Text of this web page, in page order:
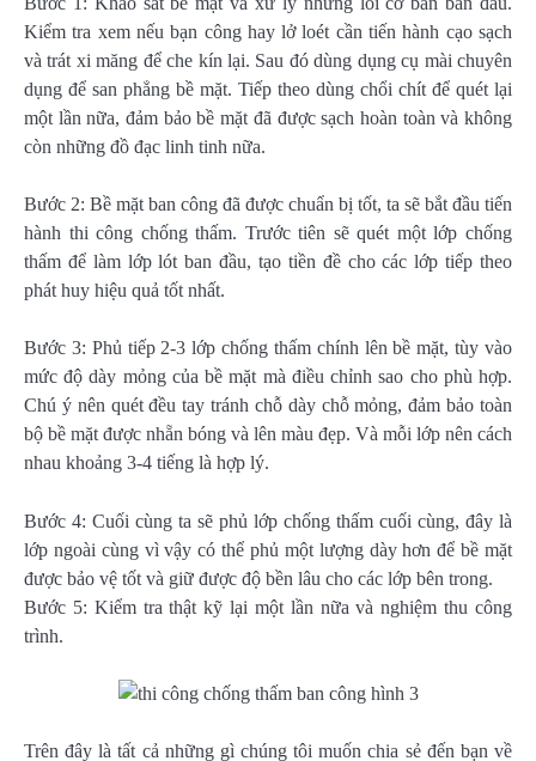
Kiểm tra xem nếu bạn công hay lở loét cần tiến hành cạo sạch
và trát xi măng để che kín lại. Sau đó dùng dụng cụ mài chuyên
dụng để san phẳng bề mặt. Tiếp theo dùng chổi chít để quét lại
một lần nữa, đảm bảo bề mặt đã được sạch hoàn toàn và không
còn những đồ đạc linh tinh nữa.
Bước 2: Bề mặt ban công đã được chuẩn bị tốt, ta sẽ bắt đầu tiến
hành thi công chống thấm. Trước tiên sẽ quét một lớp chống
thấm để làm lớp lót ban đầu, tạo tiền đề cho các lớp tiếp theo
phát huy hiệu quả tốt nhất.
Bước 3: Phủ tiếp 2-3 lớp chống thấm chính lên bề mặt, tùy vào
mức độ dày mỏng của bề mặt mà điều chỉnh sao cho phù hợp.
Chú ý nên quét đều tay tránh chỗ dày chỗ mỏng, đảm bảo toàn
bộ bề mặt được nhẵn bóng và lên màu đẹp. Và mỗi lớp nên cách
nhau khoảng 3-4 tiếng là hợp lý.
Bước 4: Cuối cùng ta sẽ phủ lớp chống thấm cuối cùng, đây là
lớp ngoài cùng vì vậy có thể phủ một lượng dày hơn để bề mặt
được bảo vệ tốt và giữ được độ bền lâu cho các lớp bên trong.
Bước 5: Kiểm tra thật kỹ lại một lần nữa và nghiệm thu công
trình.
Trên đây là tất cả những gì chúng tôi muốn chia sẻ đến bạn về